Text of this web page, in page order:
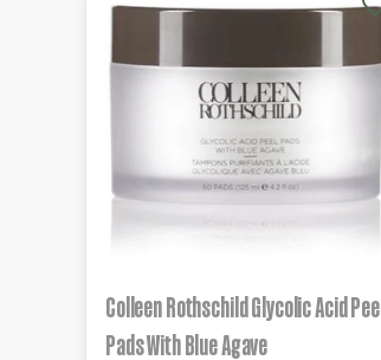
Colleen Rothschild Glycolic Acid Peel
Pads With Blue Agave